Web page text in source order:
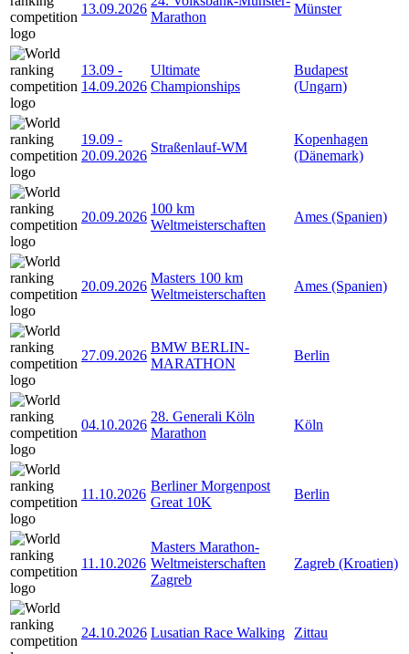
13.09.2026
Marathon
Münster
13.09 -
14.09.2026
Ultimate
Championships
Budapest
(Ungarn)
19.09 -
20.09.2026
Straßenlauf-WM
Kopenhagen
(Dänemark)
20.09.2026
100 km
Weltmeisterschaften
Ames (Spanien)
20.09.2026
Masters 100 km
Weltmeisterschaften
Ames (Spanien)
27.09.2026
BMW BERLIN-
MARATHON
Berlin
04.10.2026
28. Generali Köln
Marathon
Köln
11.10.2026
Berliner Morgenpost
Great 10K
Berlin
11.10.2026
Masters Marathon-
Weltmeisterschaften
Zagreb
Zagreb (Kroatien)
24.10.2026 Lusatian Race Walking Zittau